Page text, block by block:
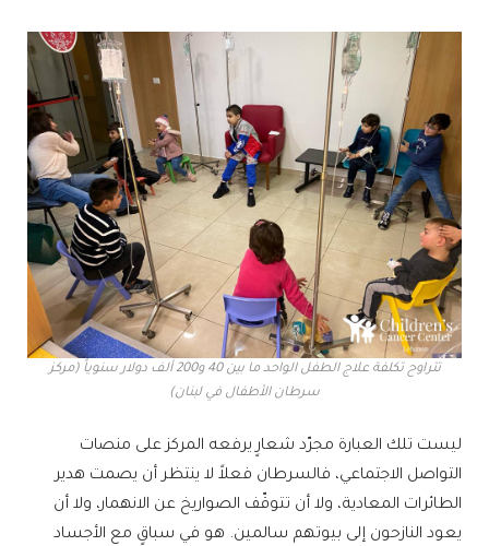
تتراوح تكلفة علاج الطفل الواحد ما بين 40 و200 ألف دولار سنوياً (مركز
سرطان الأطفال في لبنان)
ليست تلك العبارة مجرّد شعارٍ يرفعه المركز على منصات
التواصل الاجتماعي، فالسرطان فعلاً لا ينتظر أن يصمت هدير
الطائرات المعادية، ولا أن تتوقّف الصواريخ عن الانهمار، ولا أن
يعود النازحون إلى بيوتهم سالمين. هو في سباقٍ مع الأجساد